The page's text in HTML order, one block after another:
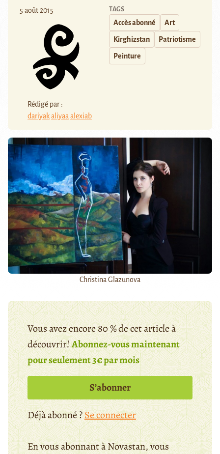
5 août 2015
Rédigé par :
dariyakaliyaa alexiab
TAGS
Accès abonné Art
Kirghizstan Patriotisme
Peinture
Christina Glazunova
Vous avez encore 80 % de cet article à
découvrir!Abonnez-vous maintenant
pour seulement 3€ par mois
S’abonner
Déjà abonné ?Se connecter
En vous abonnant à Novastan, vous